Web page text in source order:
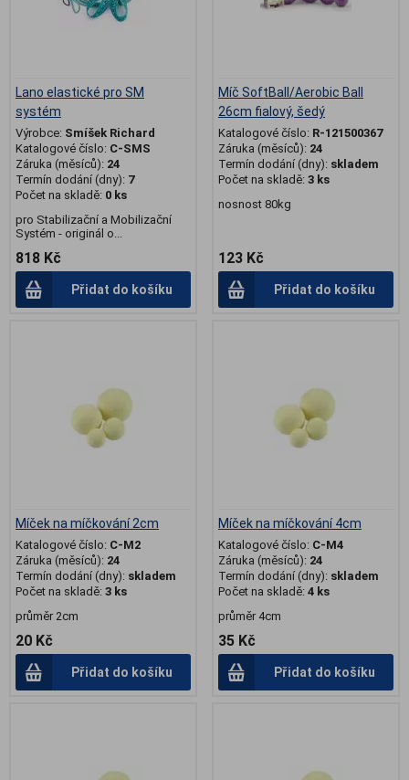
Lano elastické pro SM
systém
Výrobce: Smíšek Richard
Katalogové číslo: C-SMS
Záruka (měsíců): 24
Termín dodání (dny): 7
Počet na skladě: 0 ks
pro Stabilizační a Mobilizační
Systém - originál o...
818 Kč
Přidat do košíku
Míč SoftBall/Aerobic Ball
26cm fialový, šedý
Katalogové číslo: R-121500367
Záruka (měsíců): 24
Termín dodání (dny): skladem
Počet na skladě: 3 ks
nosnost 80kg
123 Kč
Přidat do košíku
Míček na míčkování 2cm
Katalogové číslo: C-M2
Záruka (měsíců): 24
Termín dodání (dny): skladem
Počet na skladě: 3 ks
průměr 2cm
20 Kč
Přidat do košíku
Míček na míčkování 4cm
Katalogové číslo: C-M4
Záruka (měsíců): 24
Termín dodání (dny): skladem
Počet na skladě: 4 ks
průměr 4cm
35 Kč
Přidat do košíku